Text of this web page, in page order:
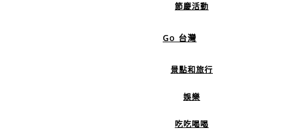
節慶活動
Go 台灣
景點和旅行
娛樂
吃吃喝喝